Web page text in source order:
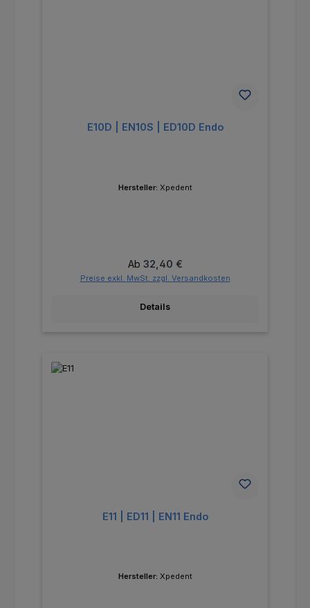
E10D | EN10S | ED10D Endo
Hersteller: Xpedent
Regulärer Preis:
Ab 32,40 €
Preise exkl. MwSt. zzgl. Versandkosten
Details
E11 | ED11 | EN11 Endo
Hersteller: Xpedent